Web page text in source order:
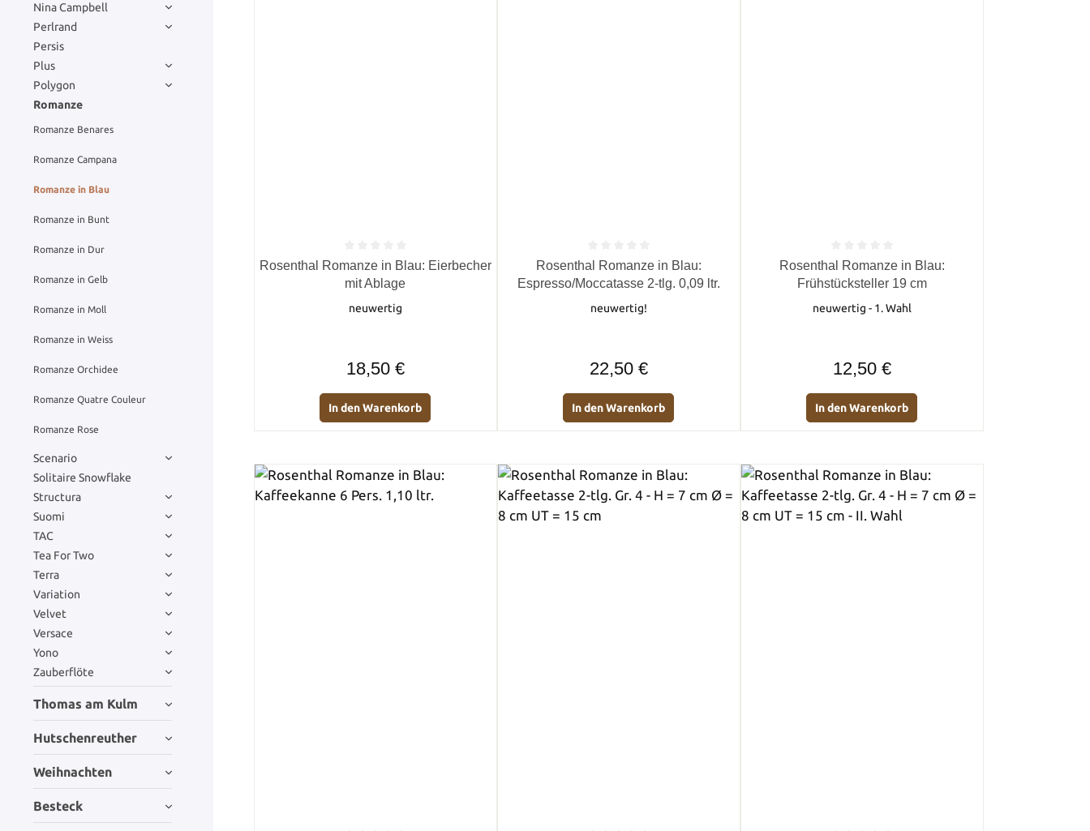
Nina Campbell
Perlrand
Persis
Plus
Polygon
Romanze
Romanze Benares
Romanze Campana
Romanze in Blau
Romanze in Bunt
Romanze in Dur
Romanze in Gelb
Romanze in Moll
Romanze in Weiss
Romanze Orchidee
Romanze Quatre Couleur
Romanze Rose
Scenario
Solitaire Snowflake
Structura
Suomi
TAC
Tea For Two
Terra
Variation
Velvet
Versace
Yono
Zauberflöte
Thomas am Kulm
Hutschenreuther
Weihnachten
Besteck
Durchschnittliche Bewertung von 0 von 5 Sternen
Rosenthal Romanze in Blau: Eierbecher
mit Ablage
neuwertig
18,50 €
In den Warenkorb
Durchschnittliche Bewertung von 0 von 5 Sternen
Rosenthal Romanze in Blau:
Espresso/Moccatasse 2-tlg. 0,09 ltr.
neuwertig!
22,50 €
In den Warenkorb
Durchschnittliche Bewertung von 0 von 5 Sternen
Rosenthal Romanze in Blau:
Frühstücksteller 19 cm
neuwertig - 1. Wahl
12,50 €
In den Warenkorb